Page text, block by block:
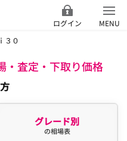
ログイン
MENU
ｉ３０
・査定・下取り価格
グレード別
の相場表